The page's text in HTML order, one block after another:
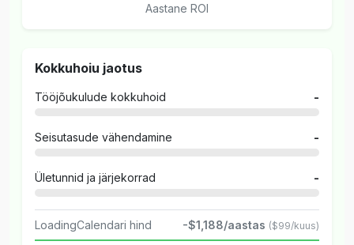
Aastane ROI
Kokkuhoiu jaotus
Tööjõukulude kokkuhoid -
Seisutasude vähendamine -
Ületunnid ja järjekorrad -
LoadingCalendari hind -$1,188/aastas ($99/kuus)